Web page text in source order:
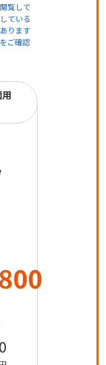
覧して
ている
ります
ご確認